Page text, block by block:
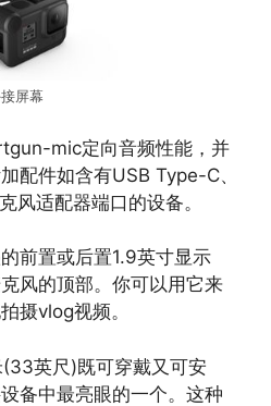
屏幕
mic定向音频性能，并
配件如含有USB Type-C、
风适配器端口的设备。
前置或后置1.9英寸显示
风的顶部。你可以用它来
摄vlog视频。
英尺)既可穿戴又可安
备中最亮眼的一个。这种